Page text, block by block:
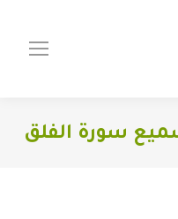
سورة الفلق